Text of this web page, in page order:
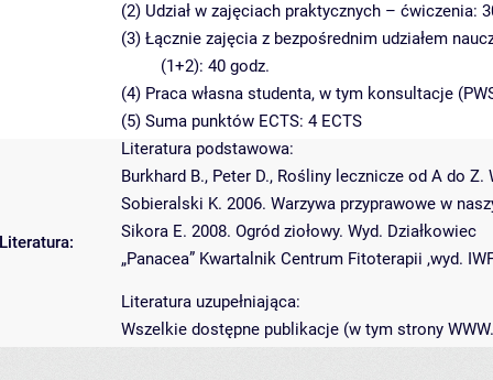
(2) Udział w zajęciach praktycznych – ćwiczenia:
(3) Łącznie zajęcia z bezpośrednim udziałem
(1+2): 40 godz.
(4) Praca własna studenta, w tym konsultacje
(5) Suma punktów ECTS: 4 ECTS
Literatura:
Literatura podstawowa:
Burkhard B., Peter D., Rośliny lecznicze od A do Z.
Sobieralski K. 2006. Warzywa przyprawowe w
Sikora E. 2008. Ogród ziołowy. Wyd. Działkowiec
„Panacea” Kwartalnik Centrum Fitoterapii ,wyd.
Literatura uzupełniająca:
Wszelkie dostępne publikacje (w tym strony